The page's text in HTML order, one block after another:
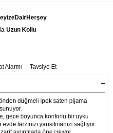
Uzun Kollu
Alarmı Tavsiye Et
düğmeli ipek saten pijama
gece boyunca konforlu bir uyku
tarzınızı yansıtmanızı sağlıyor.